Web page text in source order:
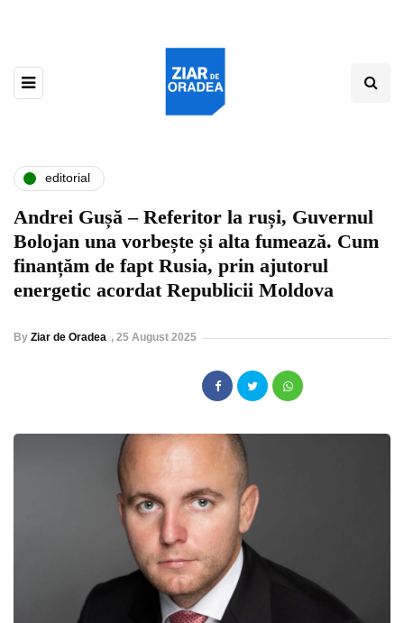
editorial
Andrei Gușă – Referitor la ruși, Guvernul
Bolojan una vorbește și alta fumează. Cum
finanțăm de fapt Rusia, prin ajutorul
energetic acordat Republicii Moldova
By Ziar de Oradea , 25 August 2025